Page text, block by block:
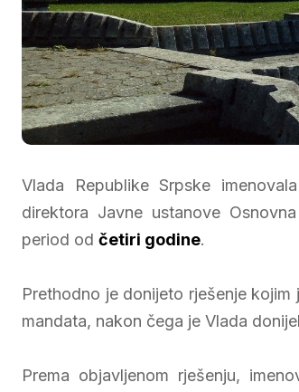
Vlada Republike Srpske
direktora Javne ustanove
period od četiri godine.
Prethodno je donijeto rješenje
mandata, nakon čega je Vlada
Prema objavljenom rješenju,